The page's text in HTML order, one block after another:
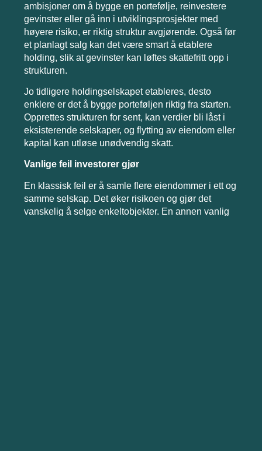
ambisjoner om å bygge en portefølje, reinvestere
gevinster eller gå inn i utviklingsprosjekter med
høyere risiko, er riktig struktur avgjørende. Også før
et planlagt salg kan det være smart å etablere
holding, slik at gevinster kan løftes skattefritt opp i
strukturen.
Jo tidligere holdingselskapet etableres, desto
enklere er det å bygge porteføljen riktig fra starten.
Opprettes strukturen for sent, kan verdier bli låst i
eksisterende selskaper, og flytting av eiendom eller
kapital kan utløse unødvendig skatt.
Vanlige feil investorer gjør
En klassisk feil er å samle flere eiendommer i ett og
samme selskap. Det øker risikoen og gjør det
vanskelig å selge enkeltobjekter. En annen vanlig